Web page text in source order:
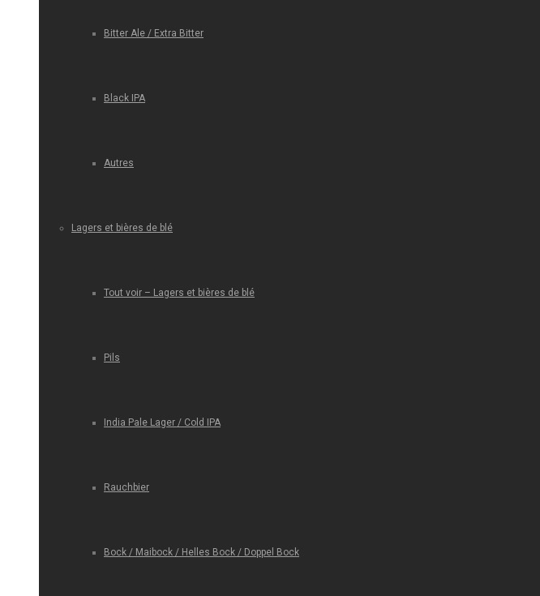
Bitter Ale / Extra Bitter
Black IPA
Autres
Lagers et bières de blé
Tout voir – Lagers et bières de blé
Pils
India Pale Lager / Cold IPA
Rauchbier
Bock / Maibock / Helles Bock / Doppel Bock